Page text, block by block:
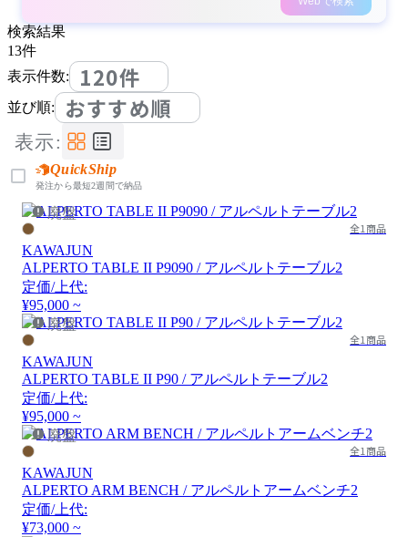
検索結果
13件
表示件数:
120件
並び順: おすすめ順
表示:
QuickShip
発注から最短2週間で納品
廃盤
全1商品
KAWAJUN
ALPERTO TABLE II P9090 / アルペルトテーブル2
定価/上代:
¥95,000 ~
廃盤
全1商品
KAWAJUN
ALPERTO TABLE II P90 / アルペルトテーブル2
定価/上代:
¥95,000 ~
廃盤
全1商品
KAWAJUN
ALPERTO ARM BENCH / アルペルトアームベンチ2
定価/上代:
¥73,000 ~